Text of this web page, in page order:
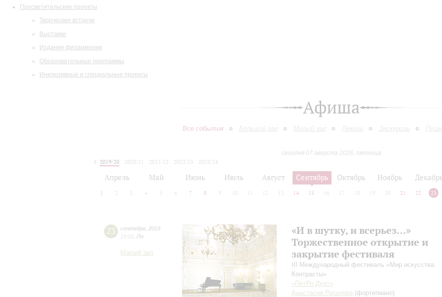
Просветительские проекты
Творческие встречи
Выставки
Издания филармонии
Образовательные программы
Инклюзивные и специальные проекты
Афиша
Все события Большой зал Малый зал Лекции Экскурсии
сегодня 07 августа 2026, пятница
2019/20
2020/21 2021/22 2022/23
2023/24
Апрель Май Июнь Июль Август Сентябрь Октябрь Ноябрь
1 2 3 4 5 6 7 8 9 10 12 13 14 15 16 17 18 19 20 21 22 23
23 сентября 2019
19:00 Пн
Малый зал
«И в шутку, и всерьез…»
Торжественное открытие и
закрытие фестиваля
III Международный фестиваль «Мир искусства.
Контрасты»
«ПетРо Дуэт»
Анастасия Рогалёва (фортепиано)